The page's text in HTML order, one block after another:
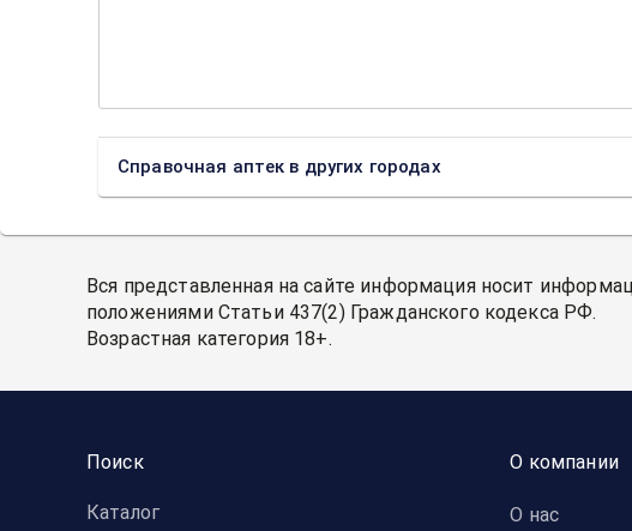
Справочная аптек в других городах
Вся представленная на сайте информация носит
положениями Статьи 437(2) Гражданского кодекса РФ.
Возрастная категория 18+.
Поиск
Каталог
О компании
О нас